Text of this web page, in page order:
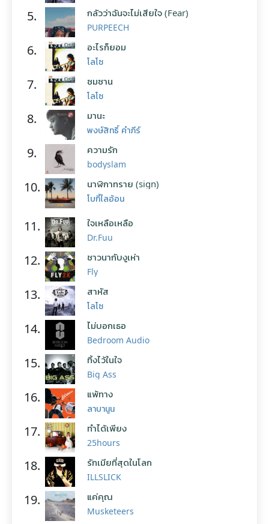
5. กลัวว่าฉันจะไม่เสียใจ (Fear)
PURPEECH
6. อะไรก็ยอม
โลโซ
7. ซมซาน
โลโซ
8. มานะ
พงษ์สิทธิ์ คำภีร์
9. ความรัก
bodyslam
10. นาฬิกาทราย (sign)
โบกี้ไลอ้อน
11. ใจเหลือเหลือ
Dr.Fuu
12. ชาวนากับงูเห่า
Fly
13. สาหัส
โลโซ
14. ไม่บอกเธอ
Bedroom Audio
15. ทิ้งไว้ในใจ
Big Ass
16. แพ้ทาง
ลาบานูน
17. ทำได้เพียง
25hours
18. รักเมียที่สุดในโลก
ILLSLICK
19. แค่คุณ
Musketeers